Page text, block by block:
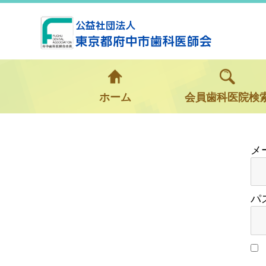
ホーム 会員歯科医院検
パ